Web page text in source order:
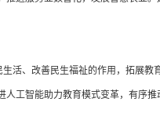
活、改善民生福祉的作用，拓展
人工智能助力教育模式变革，有序